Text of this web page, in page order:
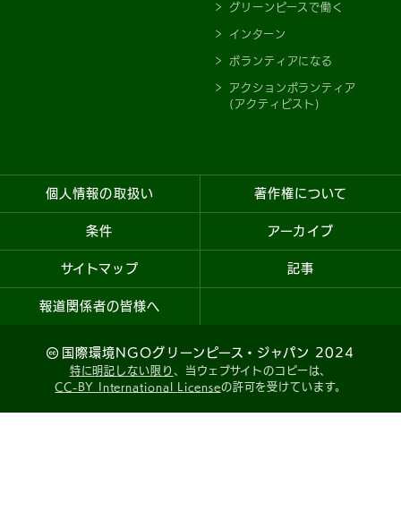
グリーンピースで働く
インターン
ボランティアになる
アクションボランティア
(アクティビスト)
個人情報の取扱い 著作権について
条件 アーカイブ
サイトマップ 記事
報道関係者の皆様へ
国際環境NGOグリーンピース・ジャパン 2024
特に明記しない限り 、当ウェブサイトのコピーは、
CC-BY International Licenseの許可を受けています。